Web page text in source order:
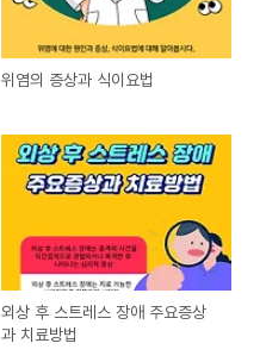
위염의 증상과 식이요법
외상 후 스트레스 장애 주요증상
과 치료방법